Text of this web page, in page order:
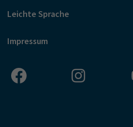
Leichte Sprache
Impressum